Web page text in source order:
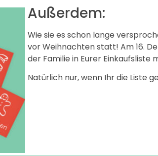
Außerdem:
Wie sie es schon lange
vor Weihnachten statt! Am 16.
der Familie in Eurer Einkaufsliste
Natürlich nur, wenn Ihr die Liste